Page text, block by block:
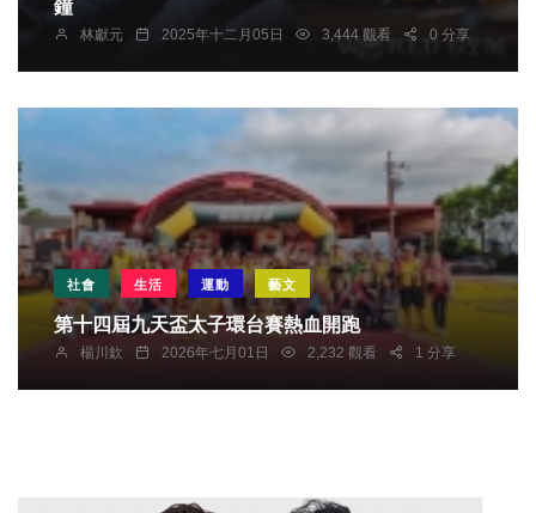
鐘
林獻元 2025年十二月05日 3,444 觀看 0 分享
社會 生活 運動 藝文
第十四屆九天盃太子環台賽熱血開跑
楊川欽 2026年七月01日 2,232 觀看 1 分享